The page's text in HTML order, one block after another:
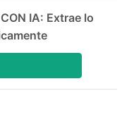
IA: Extrae lo